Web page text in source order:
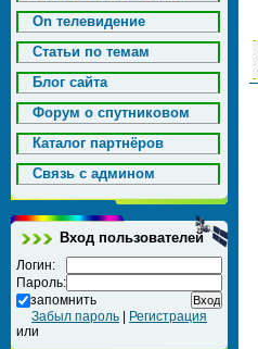
On телевидение
Статьи по темам
Блог сайта
Форум о спутниковом
Каталог партнёров
Cвязь с админом
Вход пользователей
Логин:
Пароль:
запомнить
Забыл пароль
Регистрация
или